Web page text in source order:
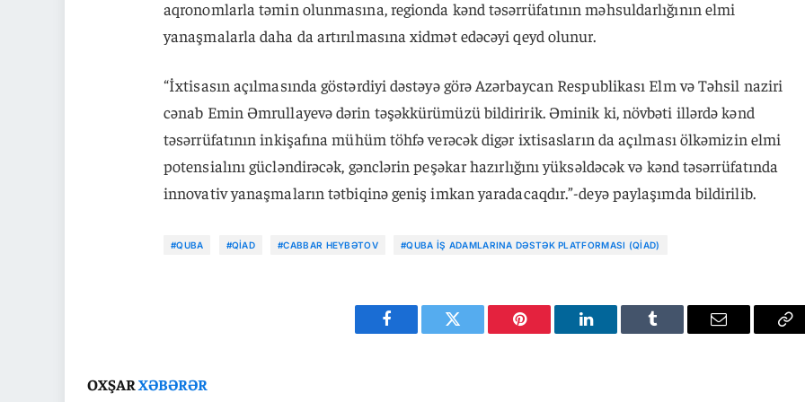
aqronomlarla təmin olunmasına, regionda kənd təsərrüfatının məhsuldarlığının elmi
yanaşmalarla daha da artırılmasına xidmət edəcəyi qeyd olunur.
“İxtisasın açılmasında göstərdiyi dəstəyə görə Azərbaycan Respublikası Elm və Təhsil naziri
cənab Emin Əmrullayevə dərin təşəkkürümüzü bildiririk. Əminik ki, növbəti illərdə kənd
təsərrüfatının inkişafına mühüm töhfə verəcək digər ixtisasların da açılması ölkəmizin elmi
potensialını gücləndirəcək, gənclərin peşəkar hazırlığını yüksəldəcək və kənd təsərrüfatında
innovativ yanaşmaların tətbiqinə geniş imkan yaradacaqdır.”-deyə paylaşımda bildirilib.
#QUBA #QİAD #CABBAR HEYBƏTOV #QUBA İŞ ADAMLARINA DƏSTƏK PLATFORMASI (QİAD)
Facebook Twitter Pinterest LinkedIn Tumblr Email
OXŞARXƏBƏRƏR